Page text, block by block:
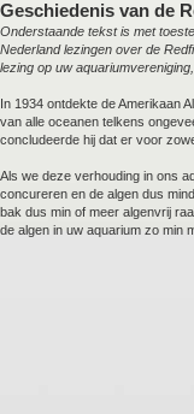
Geschiedenis van de
Onderstaande tekst is met
Nederland lezingen over de
lezing op uw
In 1934 ontdekte de Amerikaan
van alle oceanen telkens
concludeerde hij dat er voor
Als we deze verhouding in ons
concureren en de algen dus
bak dus min of meer algenvrij
de algen in uw aquarium zo min